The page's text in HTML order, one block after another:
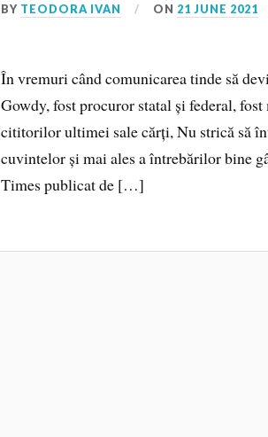
BY TEODORA IVAN ON 21 JUNE 2021
În vremuri când comunicarea tinde să
Gowdy, fost procuror statal și federal,
cititorilor ultimei sale cărți, Nu strică să
cuvintelor și mai ales a întrebărilor bine
Times publicat de […]